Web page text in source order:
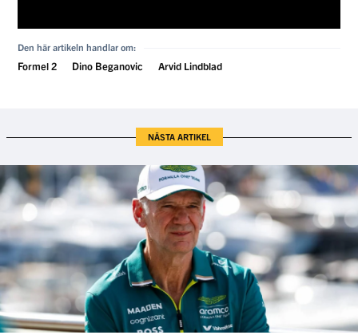
Den här artikeln handlar om:
Formel 2 Dino Beganovic Arvid Lindblad
NÄSTA ARTIKEL